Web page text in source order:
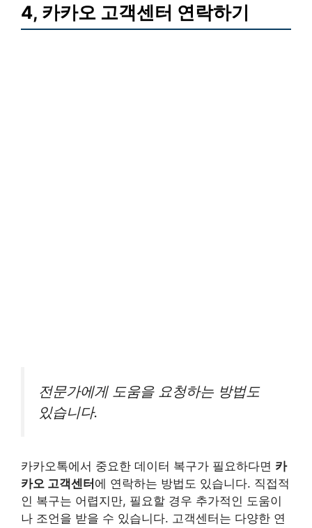
4, 카카오 고객센터 연락하기
전문가에게 도움을 요청하는 방법도
있습니다.
카카오톡에서 중요한 데이터 복구가 필요하다면 카
카오 고객센터 에 연락하는 방법도 있습니다. 직접적
인 복구는 어렵지만, 필요할 경우 추가적인 도움이
나 조언을 받을 수 있습니다. 고객센터는 다양한 연